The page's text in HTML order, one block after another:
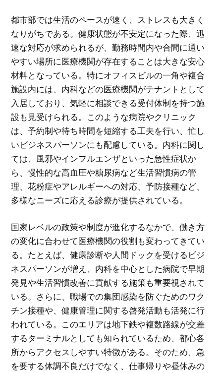
都市部では生活のペースが速く、ストレスも大きく
なりがちである。健康状態が不安定になった際、迅
速な対応が求められるが、勤務時間内や合間に通い
やすい場所に医療機関が存在することは大きな安心
材料となっている。特にオフィスビルの一角や複合
施設内には、内科などの医療機関がテナントとして
入居しており、気軽に相談できる受付体制を持つ施
設も見受けられる。このような病院やクリニック
は、予約制や待ち時間を短縮する工夫を行い、忙し
いビジネスパーソンにも配慮している。内科に関し
ては、風邪やインフルエンザといった急性症状か
ら、慢性的な高血圧や糖尿病など生活習慣病の管
理、花粉症やアレルギーへの対応、予防接種など、
多様なニーズに応える診療が提供されている。
国家レベルの政策や制度が進化するなかで、働き方
の変化に合わせて医療機関の役割も変わってきてい
る。たとえば、健康診断や人間ドックを受けるビジ
ネスパーソンが増え、内科を中心とした病院で早期
発見や生活習慣改善に貢献する施策も重要視されて
いる。さらに、職場での集団感染を防ぐためのワク
チン接種や、健康管理に関する啓発活動も活発に行
われている。このエリアは地下鉄や複数路線が交差
するターミナルとしても知られているため、都心各
所からアクセスしやすい特徴がある。そのため、急
を要する体調不良だけでなく、仕事帰りや昼休みの